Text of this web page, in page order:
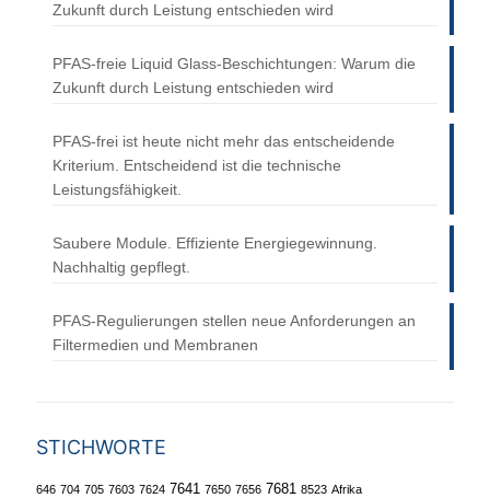
Zukunft durch Leistung entschieden wird
PFAS-freie Liquid Glass-Beschichtungen: Warum die
Zukunft durch Leistung entschieden wird
PFAS-frei ist heute nicht mehr das entscheidende
Kriterium. Entscheidend ist die technische
Leistungsfähigkeit.
Saubere Module. Effiziente Energiegewinnung.
Nachhaltig gepflegt.
PFAS-Regulierungen stellen neue Anforderungen an
Filtermedien und Membranen
STICHWORTE
646 704 705 7603 7624 7641 7650 7656 7681 8523 Afrika